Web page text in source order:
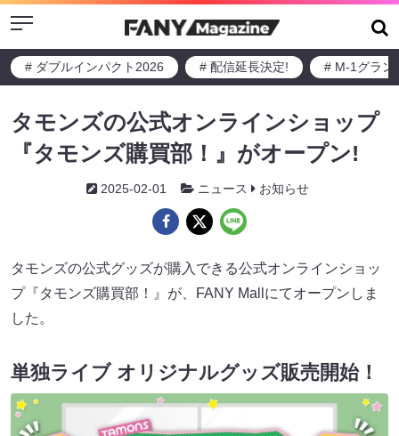
Menu
# ダブルインパクト2026 # 配信延長決定! # M-1グラン
タモンズの公式オンラインショップ
『タモンズ購買部！』がオープン!
2025-02-01 ニュース お知らせ
タモンズの公式グッズが購入できる公式オンラインショッ
プ『タモンズ購買部！』が、FANY Mallにてオープンしま
した。
単独ライブ オリジナルグッズ販売開始！